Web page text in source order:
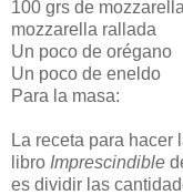
100 grs de
mozzarella rallada
Un poco de orégano
Un poco de eneldo
Para la masa:
La receta para hacer
libro Imprescindible
es dividir las